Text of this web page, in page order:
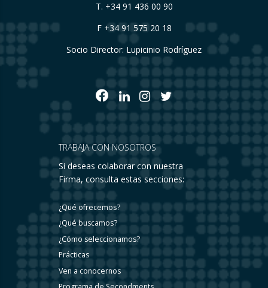
T. +34 91 436 00 90
F +34 91 575 20 18
Socio Director: Lupicinio Rodríguez
TRABAJA CON NOSOTROS
Si deseas colaborar con nuestra
Firma, consulta estas secciones:
¿Qué ofrecemos?
¿Qué buscamos?
¿Cómo seleccionamos?
Prácticas
Ven a conocernos